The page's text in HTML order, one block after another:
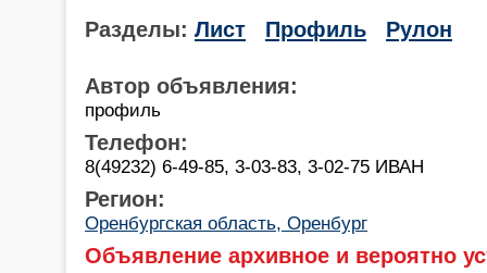
Разделы: Лист Профиль Рулон
Автор объявления:
профиль
Телефон:
8(49232) 6-49-85, 3-03-83, 3-02-75 ИВАН
Регион:
Оренбургская область, Оренбург
Объявление архивное и вероятно